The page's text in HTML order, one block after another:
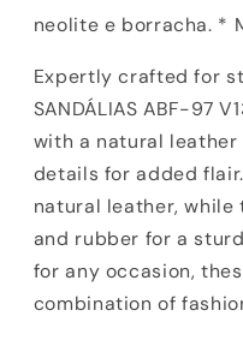
neolite e borracha. *
Expertly crafted for
SANDÁLIAS ABF-97
with a natural
details for added
natural leather, while
and rubber for a
for any occasion,
combination of